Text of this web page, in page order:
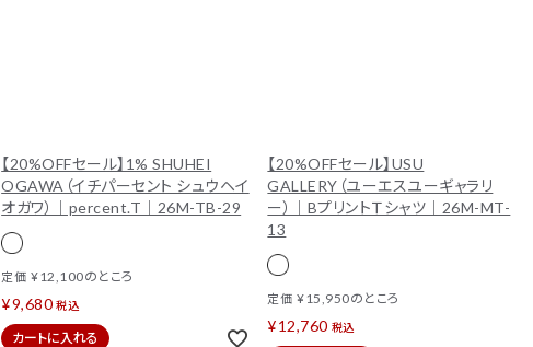
【20%OFFセール】1% SHUHEI
OGAWA（イチパーセント シュウヘイ
オガワ）｜percent.T｜26M-TB-29
定価 ¥12,100のところ
¥9,680 税込
カートに入れる
【20%OFFセール】USU
GALLERY（ユーエスユーギャラリ
ー）｜BプリントＴシャツ｜26M-MT-
13
定価 ¥15,950のところ
¥12,760 税込